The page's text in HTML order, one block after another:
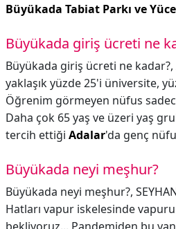
Büyükada Tabiat Parkı ve
Büyükada giriş ücreti ne
Büyükada giriş ücreti ne kadar?,
yaklaşık yüzde 25'i üniversite,
Öğrenim görmeyen nüfus
Daha çok 65 yaş ve üzeri yaş
tercih ettiği Adalar'da genç
Büyükada neyi meşhur?
Büyükada neyi meşhur?,
Hatları vapur iskelesinde